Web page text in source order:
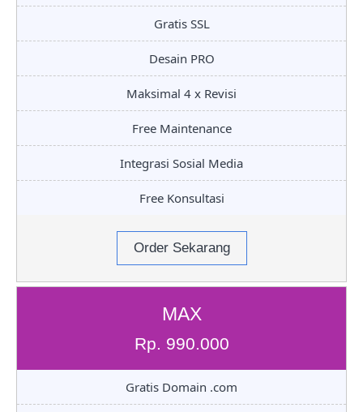
Gratis SSL
Desain PRO
Maksimal 4 x Revisi
Free Maintenance
Integrasi Sosial Media
Free Konsultasi
Order Sekarang
MAX
Rp. 990.000
Gratis Domain .com